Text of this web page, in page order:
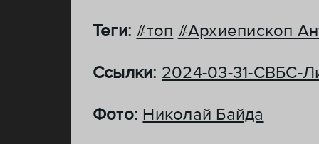
Теги:#топ #Архиепископ
Ссылки: 2024-03-31-СВБС-
Фото: Николай Байда